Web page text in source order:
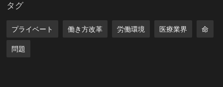
タグ
プライベート 働き方改革 労働環境 医療業界 命
問題